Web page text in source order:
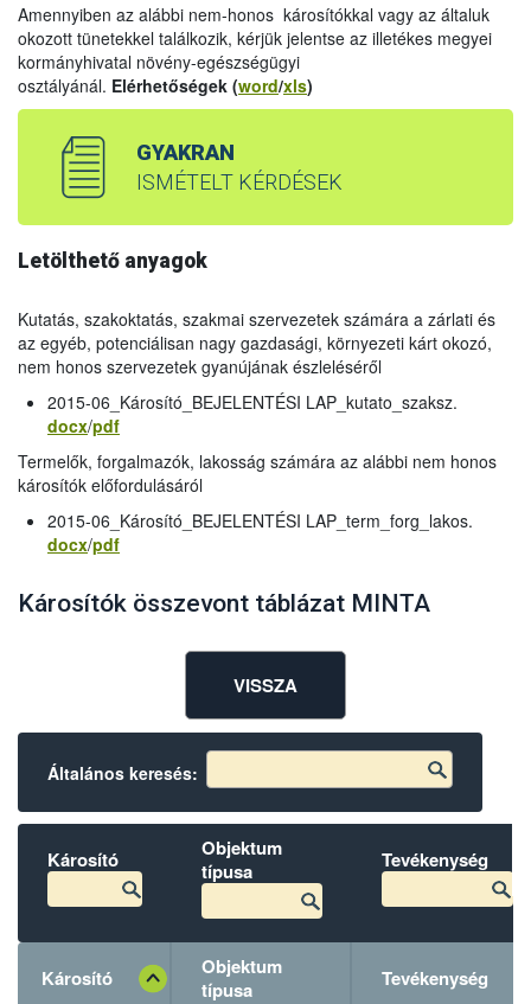
Amennyiben az alábbi nem-honos károsítókkal vagy az általuk
okozott tünetekkel találkozik, kérjük jelentse az illetékes megyei
kormányhivatal növény-egészségügyi
osztályánál. Elérhetőségek (word/xls)
GYAKRAN
ISMÉTELT KÉRDÉSEK
Letölthető anyagok
Kutatás, szakoktatás, szakmai szervezetek számára a zárlati és
az egyéb, potenciálisan nagy gazdasági, környezeti kárt okozó,
nem honos szervezetek gyanújának észleléséről
2015-06_Károsító_BEJELENTÉSI LAP_kutato_szaksz.
docx/pdf
Termelők, forgalmazók, lakosság számára az alábbi nem honos
károsítók előfordulásáról
2015-06_Károsító_BEJELENTÉSI LAP_term_forg_lakos.
docx/pdf
Károsítók összevont táblázat MINTA
VISSZA
Általános keresés:
Károsító
Objektum
típusa
Tevékenység
Károsító
Objektum
típusa
Tevékenység